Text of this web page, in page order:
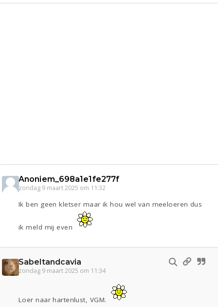
Anoniem_698a1e1fe277f
zondag 9 maart 2025 om 11:32
Ik ben geen kletser maar ik hou wel van meeloeren dus
ik meld mij even
Sabeltandcavia
zondag 9 maart 2025 om 11:34
Loer naar hartenlust, VGM.